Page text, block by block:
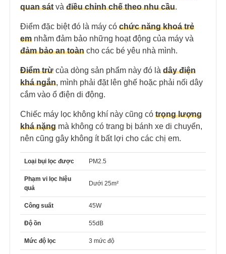
quan sát và điều chỉnh chế theo nhu cầu.
Điểm đặc biệt đó là máy có chức năng khoá trẻ
em nhằm đảm bảo những hoạt động của máy và
đảm bảo an toàn cho các bé yêu nhà mình.
Điểm trừ của dòng sản phẩm này đó là dây điện
khá ngắn, mình phải đặt lên ghế hoặc phải nối dây
cắm vào ổ điện di động.
Chiếc máy lọc không khí này cũng có trọng lượng
khá nặng mà không có trang bị bánh xe di chuyển,
nên cũng gây không ít bất lợi cho các chị em.
Loại bụi lọc được PM2.5
Phạm vi lọc hiệu
quả
Dưới 25m²
Công suất 45W
Độ ồn 55dB
Mức độ lọc 3 mức độ